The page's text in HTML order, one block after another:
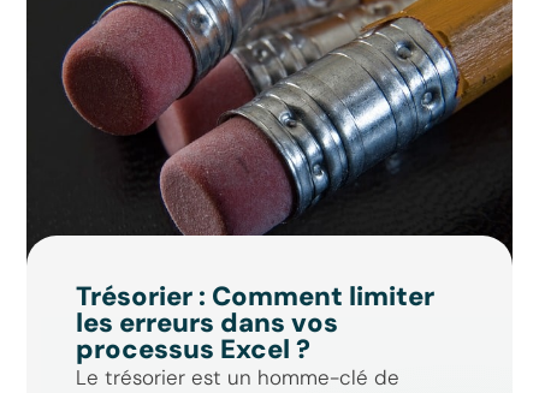
Trésorier : Comment limiter
les erreurs dans vos
processus Excel ?
Le trésorier est un homme-clé de